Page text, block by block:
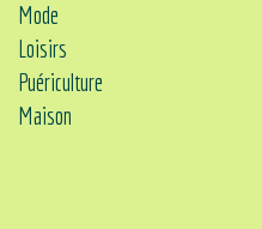
Mode
Loisirs
Puériculture
Maison